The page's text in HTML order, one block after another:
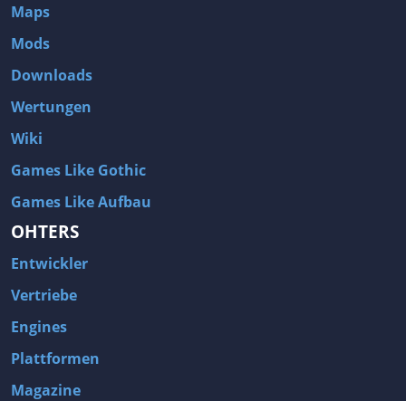
Maps
Mods
Downloads
Wertungen
Wiki
Games Like Gothic
Games Like Aufbau
OHTERS
Entwickler
Vertriebe
Engines
Plattformen
Magazine